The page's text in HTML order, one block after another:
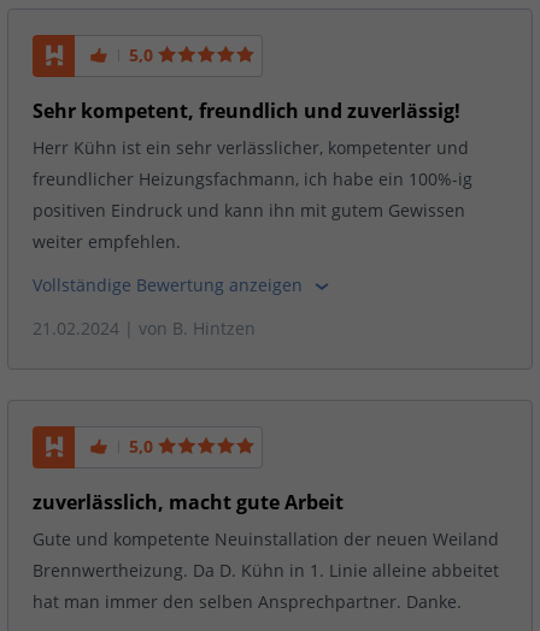
5,0
Sehr kompetent, freundlich und zuverlässig!
Herr Kühn ist ein sehr verlässlicher, kompetenter und
freundlicher Heizungsfachmann, ich habe ein 100%-ig
positiven Eindruck und kann ihn mit gutem Gewissen
weiter empfehlen.
Vollständige Bewertung anzeigen
21.02.2024 | von B. Hintzen
5,0
zuverlässlich, macht gute Arbeit
Gute und kompetente Neuinstallation der neuen Weiland
Brennwertheizung. Da D. Kühn in 1. Linie alleine abbeitet
hat man immer den selben Ansprechpartner. Danke.